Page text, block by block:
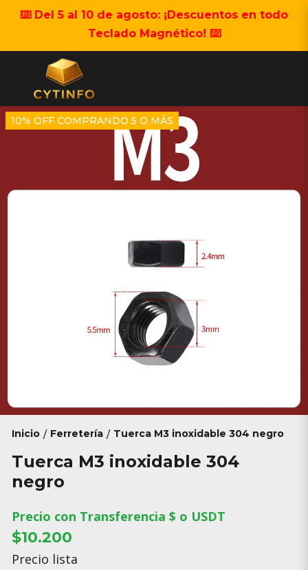
⌨️ Del 5 al 10 de agosto: ¡Descuentos en todo
Teclado Magnético! ⌨️
10% OFF COMPRANDO 5 O MÁS
Inicio / Ferretería / Tuerca M3 inoxidable 304 negro
Tuerca M3 inoxidable 304
negro
Precio con Transferencia $ o USDT
$10.200
Precio lista